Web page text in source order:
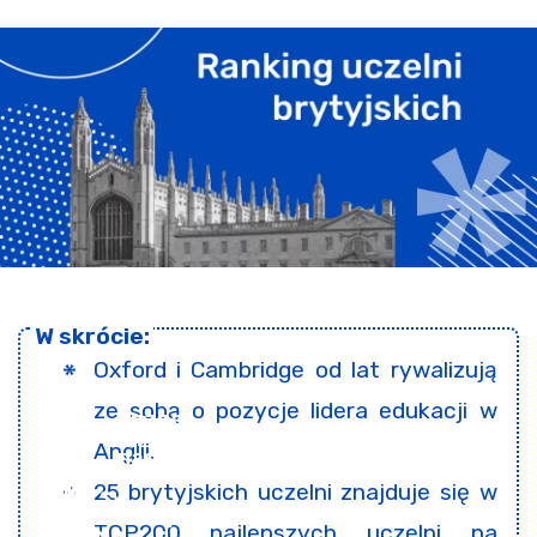
Oxford i Cambridge od lat rywalizują
ze sobą o pozycje lidera edukacji w
Anglii.
25 brytyjskich uczelni znajduje się w